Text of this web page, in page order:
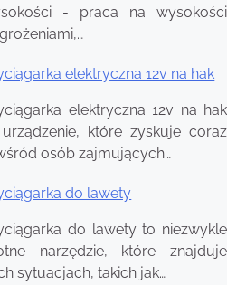
- praca na wysokości
elektryczna 12v na hak
elektryczna 12v na hak
które zyskuje coraz
osób zajmujących…
do lawety
do lawety to niezwykle
narzędzie, które znajduje
sytuacjach, takich jak…